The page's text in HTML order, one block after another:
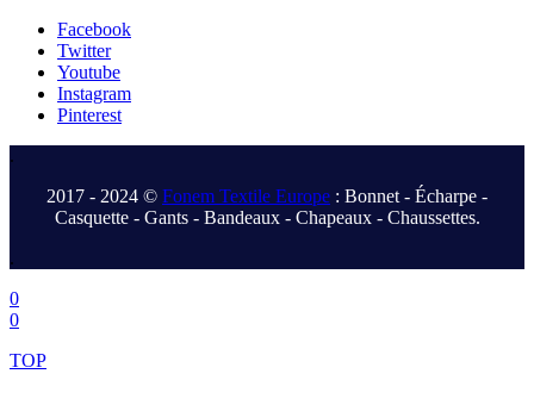
Facebook
Twitter
Youtube
Instagram
Pinterest
.
2017 - 2024 © Fonem Textile Europe : Bonnet - Écharpe -
Casquette - Gants - Bandeaux - Chapeaux - Chaussettes.
.
0
0
TOP